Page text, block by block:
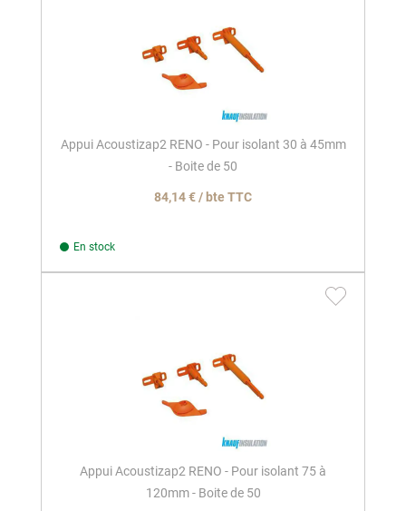
Appui Acoustizap2 RENO - Pour isolant 30 à 45mm
- Boite de 50
84,14 € / bte TTC
En stock
Appui Acoustizap2 RENO - Pour isolant 75 à
120mm - Boite de 50